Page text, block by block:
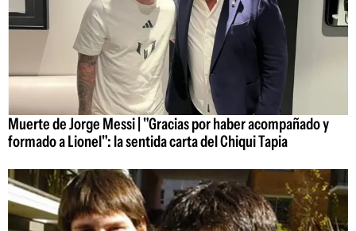
Muerte de Jorge Messi | "Gracias por haber acompañado y
formado a Lionel": la sentida carta del Chiqui Tapia